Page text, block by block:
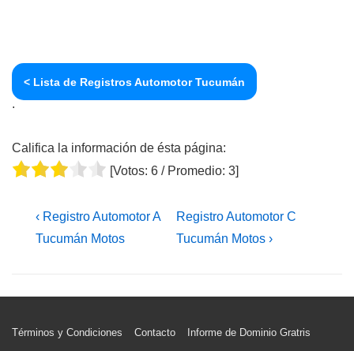
< Lista de Registros Automotor Tucumán
.
Califica la información de ésta página:
[Votos: 6 / Promedio: 3]
Navegación
de
La
entrada
‹ Registro Automotor A
Tucumán Motos
La
entrada
Registro Automotor C
Tucumán Motos ›
Menú
Términos y Condiciones Contacto Informe de Dominio Gratris